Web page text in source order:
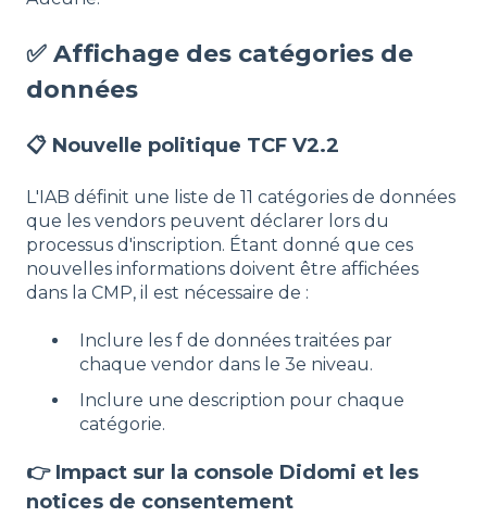
✅ Affichage des catégories de
données
📋 Nouvelle politique TCF V2.2
L'IAB définit une liste de 11 catégories de données
que les vendors peuvent déclarer lors du
processus d'inscription. Étant donné que ces
nouvelles informations doivent être affichées
dans la CMP, il est nécessaire de :
Inclure les f de données traitées par
chaque vendor dans le 3e niveau.
Inclure une description pour chaque
catégorie.
👉 Impact sur la console Didomi et les
notices de consentement